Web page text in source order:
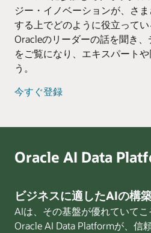
ジー・イノベーションが、さ
する上でどのように役立ってい
Oracleのリーダーの話を聞き
をご覧になり、エキスパート
う。
今すぐ登録
Oracle AI Data
ビジネスに適したAIの構
AIは、その基盤が優れていてこ
Oracle AI Data Platformが、信